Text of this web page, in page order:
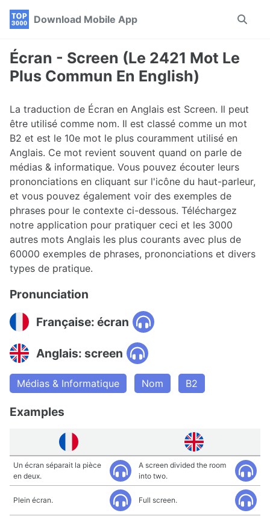
Skip
navigation
Skip
Skip
Download Mobile App
Toggle
Écran - Screen (Le 2421 Mot Le
Plus Commun En English)
La traduction de Écran en Anglais est Screen. Il peut
être utilisé comme nom. Il est classé comme un mot
B2 et est le 10e mot le plus couramment utilisé en
Anglais. Ce mot revient souvent quand on parle de
médias & informatique. Vous pouvez écouter leurs
prononciations en cliquant sur l'icône du haut-parleur,
et vous pouvez également voir des exemples de
phrases pour le contexte ci-dessous. Téléchargez
notre application pour pratiquer ceci et les 3000
autres mots Anglais les plus courants avec plus de
60000 exemples de phrases, prononciations et divers
types de pratique.
Pronunciation
Française: écran
Anglais: screen
Médias & Informatique Nom B2
Examples
Un écran séparait la pièce
en deux.
A screen divided the room
into two.
Plein écran. Full screen.